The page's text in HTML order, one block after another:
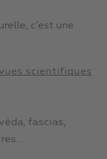
c’est une
scientifiques
fascias,